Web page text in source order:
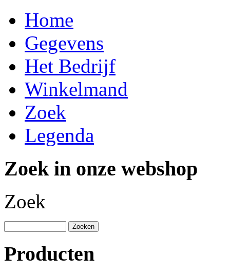
Home
Gegevens
Het Bedrijf
Winkelmand
Zoek
Legenda
Zoek in onze webshop
Zoek
Producten